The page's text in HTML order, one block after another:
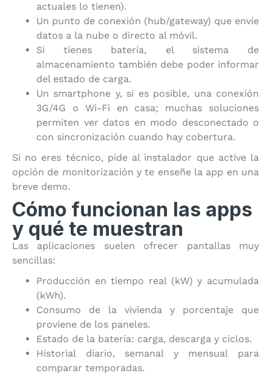
actuales lo tienen).
Un punto de conexión (hub/gateway) que envíe
datos a la nube o directo al móvil.
Si tienes batería, el sistema de
almacenamiento también debe poder informar
del estado de carga.
Un smartphone y, si es posible, una conexión
3G/4G o Wi-Fi en casa; muchas soluciones
permiten ver datos en modo desconectado o
con sincronización cuando hay cobertura.
Si no eres técnico, pide al instalador que active la
opción de monitorización y te enseñe la app en una
breve demo.
Cómo funcionan las apps
y qué te muestran
Las aplicaciones suelen ofrecer pantallas muy
sencillas:
Producción en tiempo real (kW) y acumulada
(kWh).
Consumo de la vivienda y porcentaje que
proviene de los paneles.
Estado de la batería: carga, descarga y ciclos.
Historial diario, semanal y mensual para
comparar temporadas.